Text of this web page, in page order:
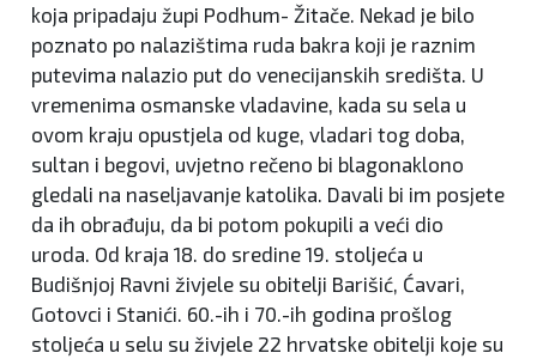
koja pripadaju župi Podhum- Žitače. Nekad je bilo
poznato po nalazištima ruda bakra koji je raznim
putevima nalazio put do venecijanskih središta. U
vremenima osmanske vladavine, kada su sela u
ovom kraju opustjela od kuge, vladari tog doba,
sultan i begovi, uvjetno rečeno bi blagonaklono
gledali na naseljavanje katolika. Davali bi im posjete
da ih obrađuju, da bi potom pokupili a veći dio
uroda. Od kraja 18. do sredine 19. stoljeća u
Budišnjoj Ravni živjele su obitelji Barišić, Ćavari,
Gotovci i Stanići. 60.-ih i 70.-ih godina prošlog
stoljeća u selu su živjele 22 hrvatske obitelji koje su